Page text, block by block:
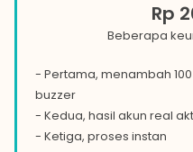
Rp
Beberapa
- Pertama, menambah
buzzer
- Kedua, hasil akun real
- Ketiga, proses instan